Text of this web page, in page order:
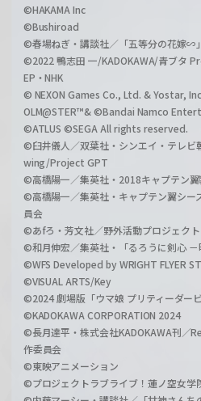
©HAKAMA Inc
©Bushiroad
©春場ねぎ・講談社／「五等分の花嫁∽
©2022 鴨志田 一/KADOKAWA/青ブタ
EP・NHK
© NEXON Games Co., Ltd. & Yostar,
OLM@STER™& ©Bandai Namco
©ATLUS ©SEGA All rights reserved.
©臼井儀人／双葉社・シンエイ・テレ
wing/Project GPT
©高橋陽一／集英社・2018キャプテン
©高橋陽一／集英社・キャプテン翼シー
員会
©あfろ・芳文社／野外活動プロジェクト
©和月伸宏／集英社・「るろうに剣心
©WFS Developed by WRIGHT FLYER
©VISUAL ARTS/Key
©2024 劇場版「ウマ娘 プリティーダー
©KADOKAWA CORPORATION 2024
©長月達平・株式会社KADOKAWA刊／
作委員会
©東映アニメーション
©プロジェクトラブライブ！蓮ノ空女学